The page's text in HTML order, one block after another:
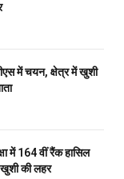
में चयन, क्षेत्र में खुशी
में 164 वीं रैंक हासिल
की लहर